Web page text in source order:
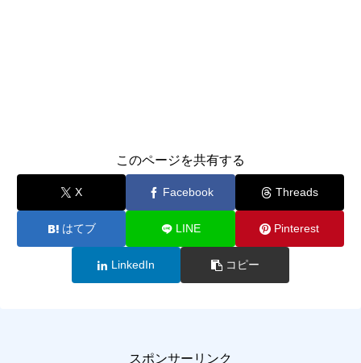
このページを共有する
X Facebook Threads
はてブ LINE Pinterest
LinkedIn コピー
スポンサーリンク